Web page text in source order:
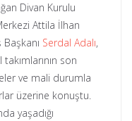
Divan Kurulu
Attila İlhan
Serdal Adalı,
son
ve mali durumla
üzerine konuştu.
yaşadığı